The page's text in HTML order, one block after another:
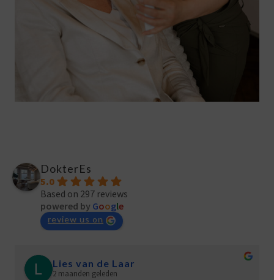
DokterEs
5.0
Based on 297 reviews
powered by Google
review us on
Lies van de Laar
2 maanden geleden